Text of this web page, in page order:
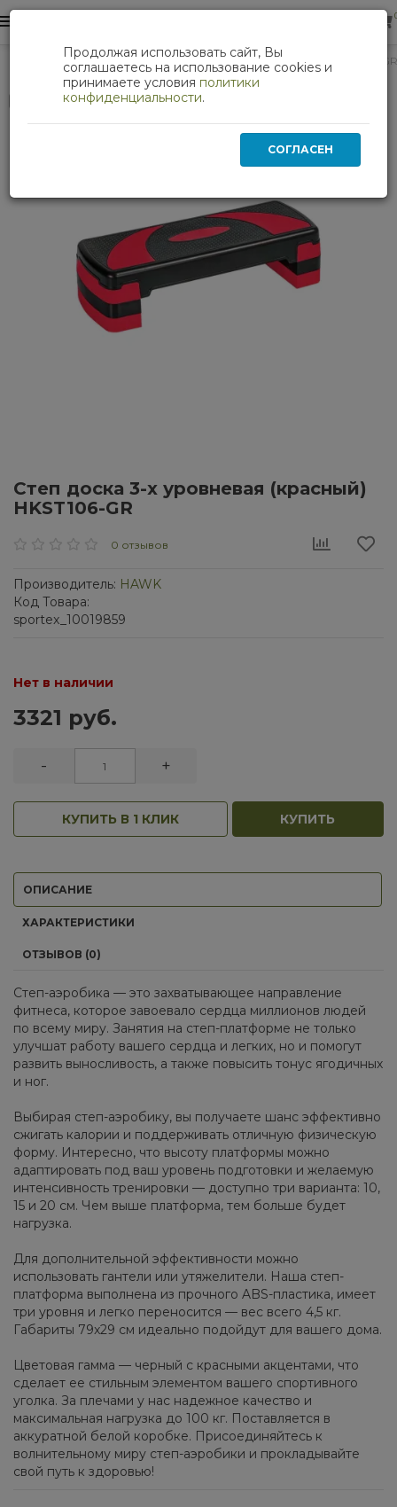
Фитнес Степ доска 3-х уровневая (красный) HKST106-GR
Нет в наличии
Степ доска 3-х уровневая (красный)
HKST106-GR
0 отзывов
Производитель: HAWK
Код Товара:
sportex_10019859
Нет в наличии
3321 руб.
- +
КУПИТЬ В 1 КЛИК КУПИТЬ
ОПИСАНИЕ
ХАРАКТЕРИСТИКИ
ОТЗЫВОВ (0)
Степ-аэробика — это захватывающее направление
фитнеса, которое завоевало сердца миллионов людей
по всему миру. Занятия на степ-платформе не только
улучшат работу вашего сердца и легких, но и помогут
развить выносливость, а также повысить тонус ягодичных
и ног.
Выбирая степ-аэробику, вы получаете шанс эффективно
сжигать калории и поддерживать отличную физическую
форму. Интересно, что высоту платформы можно
адаптировать под ваш уровень подготовки и желаемую
интенсивность тренировки — доступно три варианта: 10,
15 и 20 см. Чем выше платформа, тем больше будет
нагрузка.
Для дополнительной эффективности можно
использовать гантели или утяжелители. Наша степ-
платформа выполнена из прочного ABS-пластика, имеет
три уровня и легко переносится — вес всего 4,5 кг.
Габариты 79x29 см идеально подойдут для вашего дома.
Цветовая гамма — черный с красными акцентами, что
сделает ее стильным элементом вашего спортивного
уголка. За плечами у нас надежное качество и
максимальная нагрузка до 100 кг. Поставляется в
аккуратной белой коробке. Присоединяйтесь к
волнительному миру степ-аэробики и прокладывайте
свой путь к здоровью!
Продолжая использовать сайт, Вы
соглашаетесь на использование cookies и
принимаете условия политики
конфиденциальности.
СОГЛАСЕН